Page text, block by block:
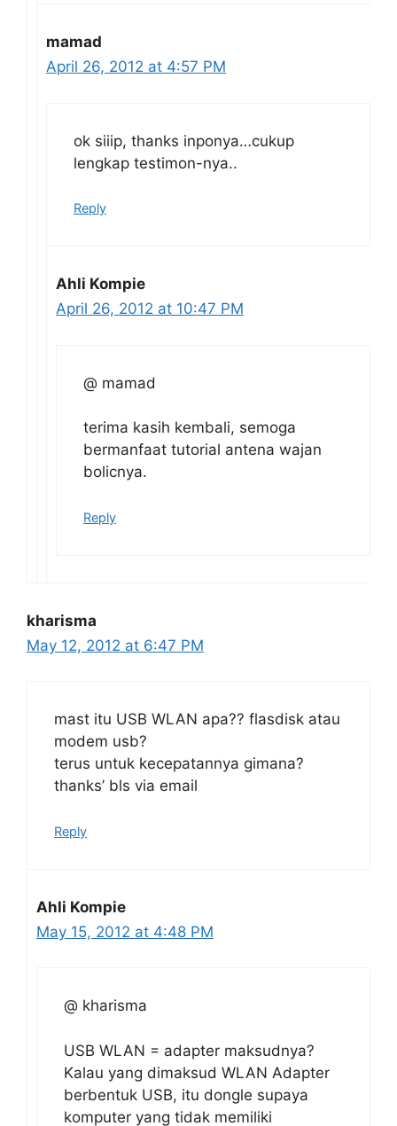
mamad
April 26, 2012 at 4:57 PM
ok siiip, thanks inponya…cukup
lengkap testimon-nya..
Reply
Ahli Kompie
April 26, 2012 at 10:47 PM
@ mamad
terima kasih kembali, semoga
bermanfaat tutorial antena wajan
bolicnya.
Reply
kharisma
May 12, 2012 at 6:47 PM
mast itu USB WLAN apa?? flasdisk atau
modem usb?
terus untuk kecepatannya gimana?
thanks’ bls via email
Reply
Ahli Kompie
May 15, 2012 at 4:48 PM
@ kharisma
USB WLAN = adapter maksudnya?
Kalau yang dimaksud WLAN Adapter
berbentuk USB, itu dongle supaya
komputer yang tidak memiliki